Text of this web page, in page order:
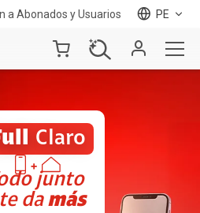
a Abonados y Usuarios PE
Claro
junto
te damás